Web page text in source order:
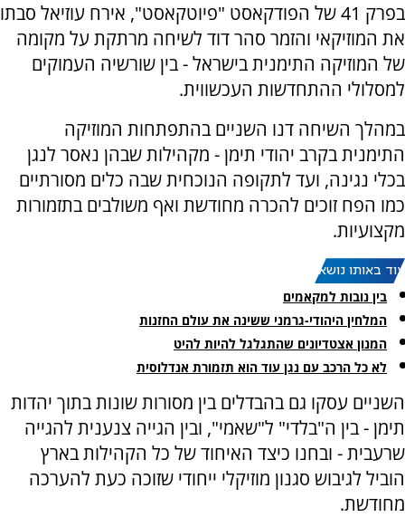
בפרק 41 של הפודקאסט "פיוטקאסט", אירח עוזיאל סבתו
את המוזיקאי והזמר סהר דוד לשיחה מרתקת על מקומה
של המוזיקה התימנית בישראל - בין שורשיה העמוקים
למסלולי ההתחדשות העכשווית.
במהלך השיחה דנו השניים בהתפתחות המוזיקה
התימנית בקרב יהודי תימן - מקהילות שבהן נאסר לנגן
בכלי נגינה, ועד לתקופה הנוכחית שבה כלים מסורתיים
כמו הפח זוכים להכרה מחודשת ואף משולבים בתזמורות
מקצועיות.
עוד באותו נושא:
בין נובות למקאמים
המלחין היהודי-גרמני ששינה את עולם החזנות
המנון אצטדיונים שהתגלגל להיות להיט
לא כל הרכב עם נגן עוד הוא תזמורת אנדלוסית
השניים עסקו גם בהבדלים בין מסורות שונות בתוך יהדות
תימן - בין ה"בלדי" ל"שאמי", ובין הגייה צנענית להגייה
שרעבית - ובחנו כיצד האיחוד של כל הקהילות בארץ
הוביל לגיבוש סגנון מוזיקלי ייחודי שזוכה כעת להערכה
מחודשת.